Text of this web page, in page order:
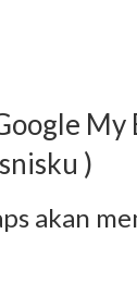
My
)
akan